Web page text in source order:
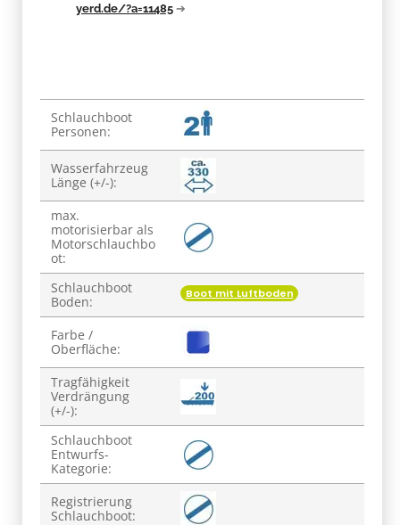
yerd.de/?a=11485 ➔
Produkteigenschaft
Wert
Schlauchboot
Personen:
Wasserfahrzeug
Länge (+/-):
max.
motorisierbar als
Motorschlauchbo
ot:
Schlauchboot
Boden:
Boot mit Luftboden
Farbe /
Oberfläche:
Tragfähigkeit
Verdrängung
(+/-):
Schlauchboot
Entwurfs-
Kategorie:
Registrierung
Schlauchboot: